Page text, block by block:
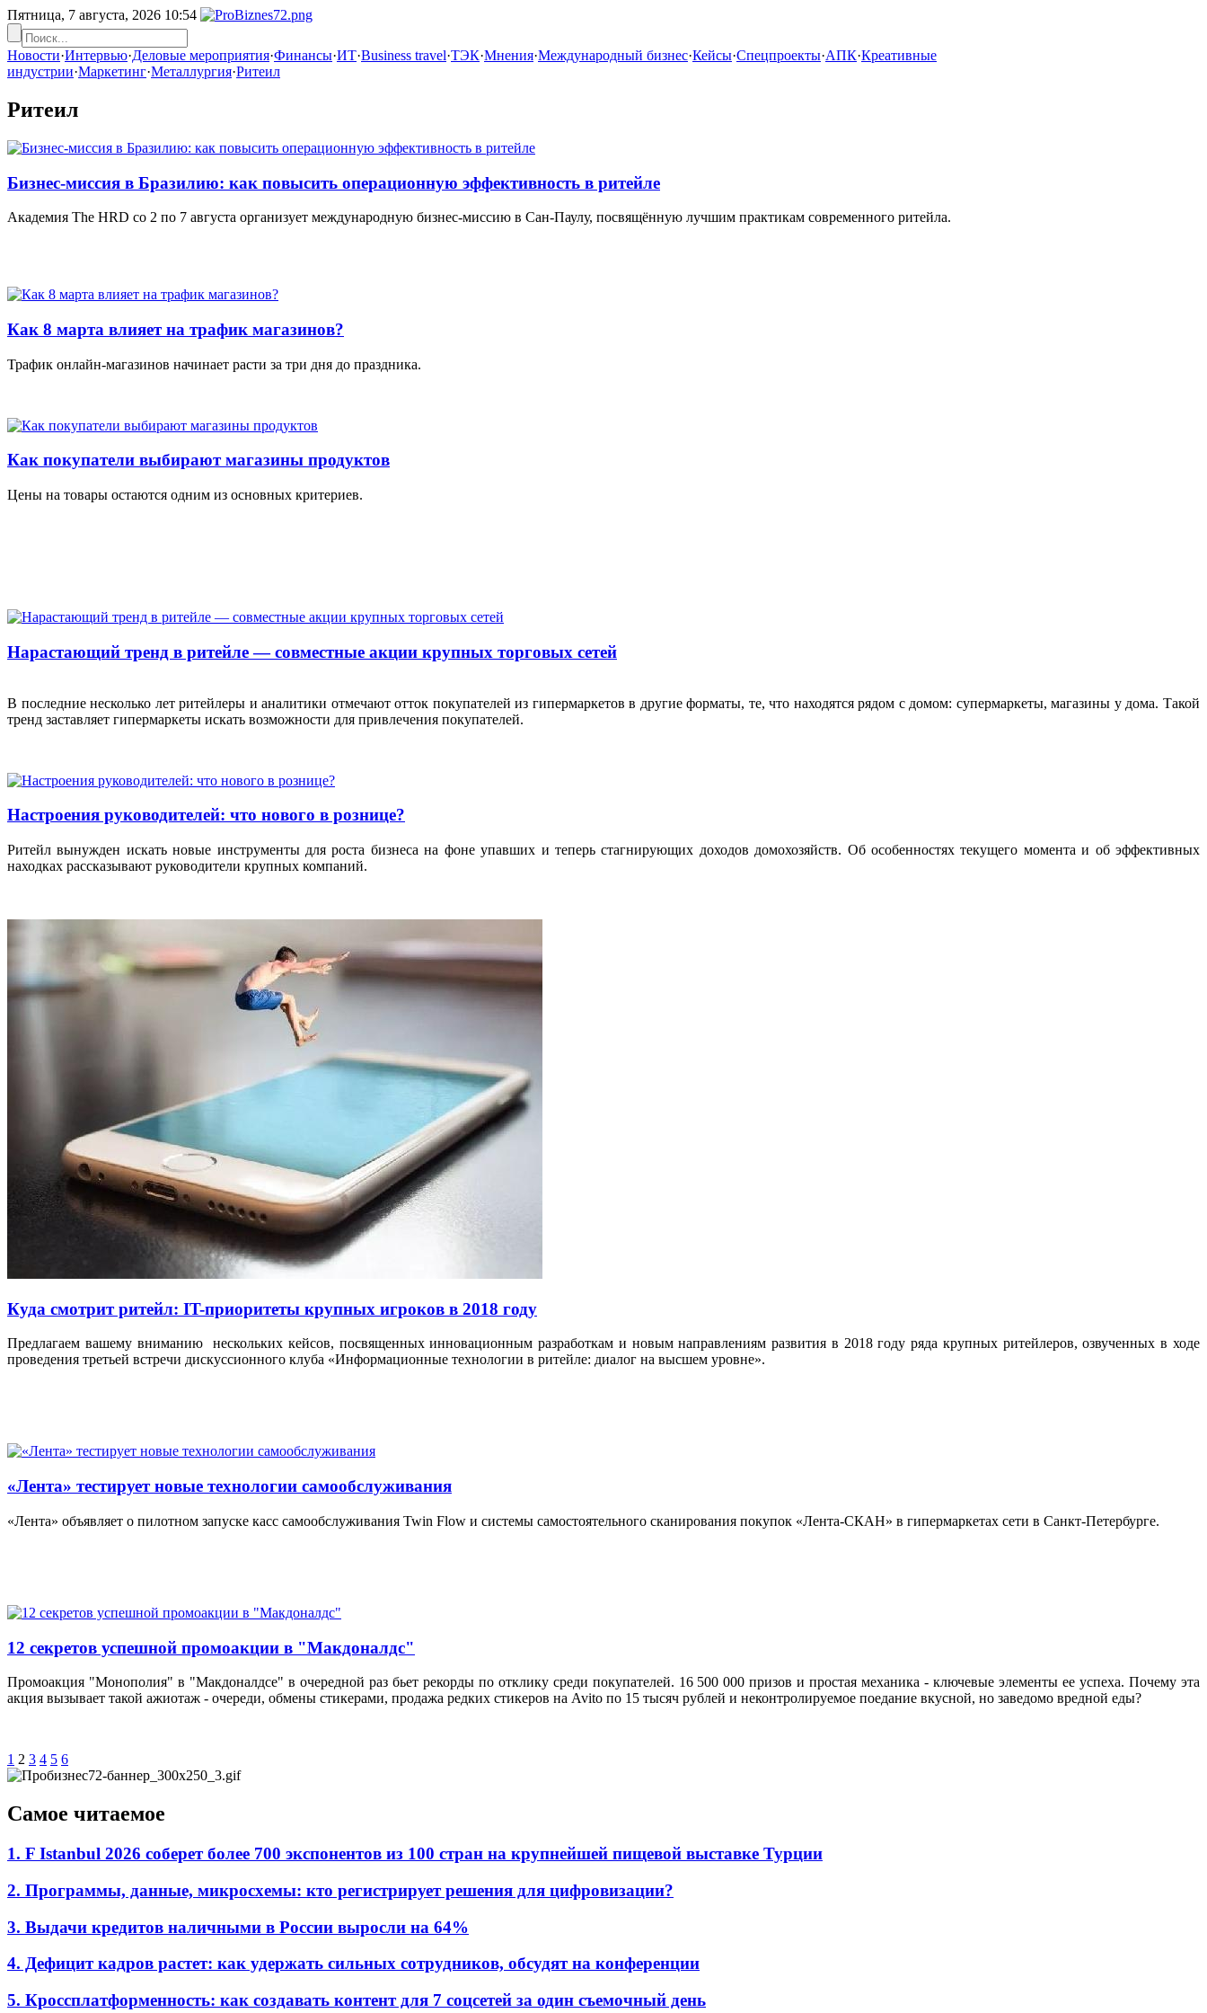
Пятница, 7 августа, 2026 10:54
Новости·Интервью·Деловые мероприятия·Финансы·ИТ·Business travel·ТЭК·Мнения·Международный бизнес·Кейсы·Спецпроекты·АПК·Креативные
индустрии·Маркетинг·Металлургия·Ритеил
Ритеил
Бизнес-миссия в Бразилию: как повысить операционную эффективность в ритейле
Академия The HRD со 2 по 7 августа организует международную бизнес-миссию в Сан-Паулу, посвящённую лучшим практикам современного ритейла.
Как 8 марта влияет на трафик магазинов?
Трафик онлайн-магазинов начинает расти за три дня до праздника.
Как покупатели выбирают магазины продуктов
Цены на товары остаются одним из основных критериев.
Нарастающий тренд в ритейле — совместные акции крупных торговых сетей
В последние несколько лет ритейлеры и аналитики отмечают отток покупателей из гипермаркетов в другие форматы, те, что находятся рядом с домом: супермаркеты, магазины у дома. Такой
тренд заставляет гипермаркеты искать возможности для привлечения покупателей.
Настроения руководителей: что нового в рознице?
Ритейл вынужден искать новые инструменты для роста бизнеса на фоне упавших и теперь стагнирующих доходов домохозяйств. Об особенностях текущего момента и об эффективных
находках рассказывают руководители крупных компаний.
Куда смотрит ритейл: IT-приоритеты крупных игроков в 2018 году
Предлагаем вашему вниманию нескольких кейсов, посвященных инновационным разработкам и новым направлениям развития в 2018 году ряда крупных ритейлеров, озвученных в ходе
проведения третьей встречи дискуссионного клуба «Информационные технологии в ритейле: диалог на высшем уровне».
«Лента» тестирует новые технологии самообслуживания
«Лента» объявляет о пилотном запуске касс самообслуживания Twin Flow и системы самостоятельного сканирования покупок «Лента-СКАН» в гипермаркетах сети в Санкт-Петербурге.
12 секретов успешной промоакции в "Макдоналдс"
Промоакция "Монополия" в "Макдоналдсе" в очередной раз бьет рекорды по отклику среди покупателей. 16 500 000 призов и простая механика - ключевые элементы ее успеха. Почему эта
акция вызывает такой ажиотаж - очереди, обмены стикерами, продажа редких стикеров на Avito по 15 тысяч рублей и неконтролируемое поедание вкусной, но заведомо вредной еды?
1 2 3 4 5 6
Самое читаемое
1. F Istanbul 2026 соберет более 700 экспонентов из 100 стран на крупнейшей пищевой выставке Турции
2. Программы, данные, микросхемы: кто регистрирует решения для цифровизации?
3. Выдачи кредитов наличными в России выросли на 64%
4. Дефицит кадров растет: как удержать сильных сотрудников, обсудят на конференции
5. Кроссплатформенность: как создавать контент для 7 соцсетей за один съемочный день